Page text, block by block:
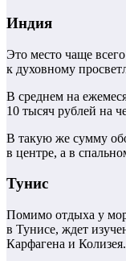
Индия
Это место чаще
к духовному
В среднем на
10 тысяч рублей на
В такую же сумму
в центре, а в
Тунис
Помимо отдыха у
в Тунисе, ждет
Карфагена и Колизея.